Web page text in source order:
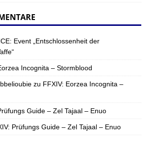
Event „Entschlossenheit der
Incognita – Stormblood
zu FFXIV: Eorzea Incognita –
Guide – Zel Tajaal – Enuo
Prüfungs Guide – Zel Tajaal – Enuo